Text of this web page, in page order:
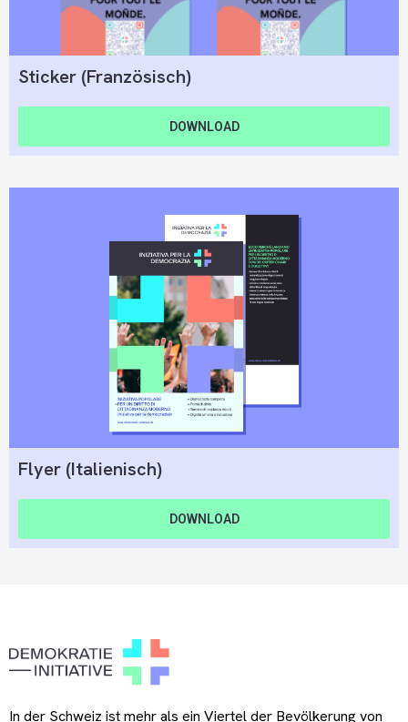
Sticker (Französisch)
DOWNLOAD
Flyer (Italienisch)
DOWNLOAD
In der Schweiz ist mehr als ein Viertel der Bevölkerung von